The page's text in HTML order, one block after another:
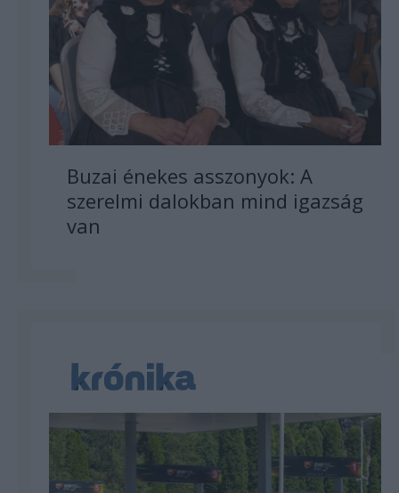
Buzai énekes asszonyok: A
szerelmi dalokban mind igazság
van